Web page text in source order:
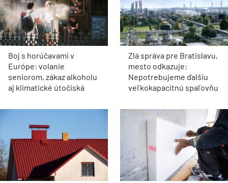
Boj s horúčavami v
Európe: volanie
seniorom, zákaz alkoholu
aj klimatické útočiská
Zlá správa pre Bratislavu,
mesto odkazuje:
Nepotrebujeme ďalšiu
veľkokapacitnú spaľovňu